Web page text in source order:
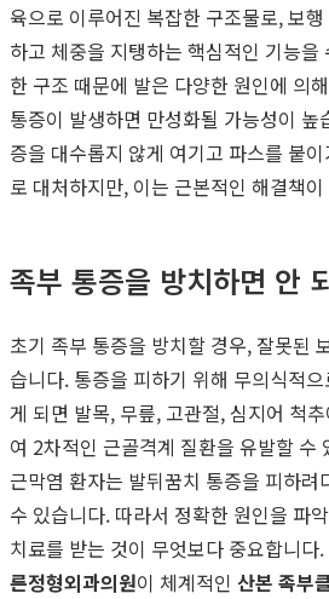
육으로 이루어진 복잡한 구조물로, 보
하고 체중을 지탱하는 핵심적인 기능을
한 구조 때문에 발은 다양한 원인에 의
통증이 발생하면 만성화될 가능성이 높
증을 대수롭지 않게 여기고 파스를 붙
로 대처하지만, 이는 근본적인 해결책
족부 통증을 방치하면 안
초기 족부 통증을 방치할 경우, 잘못된
습니다. 통증을 피하기 위해 무의식적
게 되면 발목, 무릎, 고관절, 심지어 척
여 2차적인 근골격계 질환을 유발할 수
근막염 환자는 발뒤꿈치 통증을 피하려
수 있습니다. 따라서 정확한 원인을 파
치료를 받는 것이 무엇보다 중요합니다
른정형외과의원이 체계적인 산본 족부